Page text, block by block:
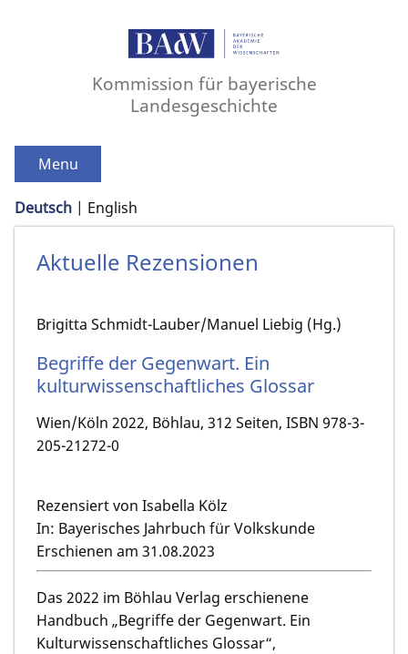
Kommission für bayerische
Landesgeschichte
Menu
Deutsch English
Aktuelle Rezensionen
Brigitta Schmidt-Lauber/Manuel Liebig (Hg.)
Begriffe der Gegenwart. Ein
kulturwissenschaftliches Glossar
Wien/Köln 2022, Böhlau, 312 Seiten, ISBN 978-3-
205-21272-0
Rezensiert von Isabella Kölz
In: Bayerisches Jahrbuch für Volkskunde
Erschienen am 31.08.2023
Das 2022 im Böhlau Verlag erschienene
Handbuch „Begriffe der Gegenwart. Ein
Kulturwissenschaftliches Glossar“,